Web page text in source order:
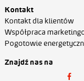
Kontakt
Kontakt dla klientów
Współpraca
Pogotowie
Znajdź nas na